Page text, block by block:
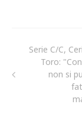
Serie C/C,
Toro:
non si